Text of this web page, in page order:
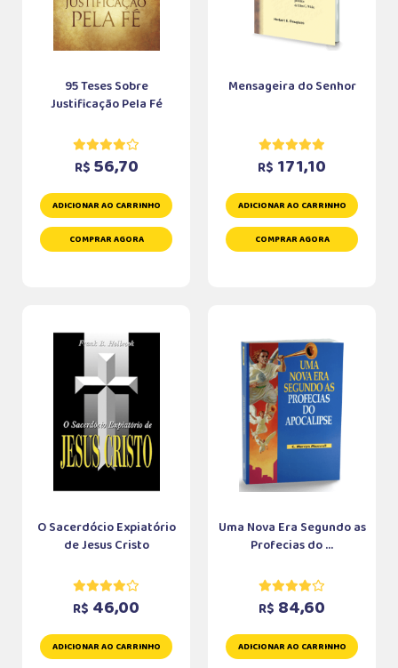
95 Teses Sobre
Justificação Pela Fé
R$ 56,70
ADICIONAR AO CARRINHO
COMPRAR AGORA
Mensageira do Senhor
R$ 171,10
ADICIONAR AO CARRINHO
COMPRAR AGORA
O Sacerdócio Expiatório
de Jesus Cristo
R$ 46,00
ADICIONAR AO CARRINHO
Uma Nova Era Segundo as
Profecias do ...
R$ 84,60
ADICIONAR AO CARRINHO